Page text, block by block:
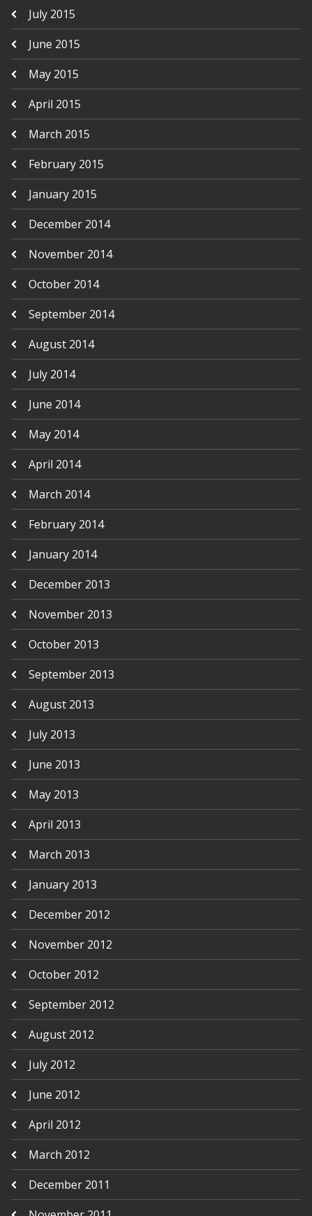
July 2015
June 2015
May 2015
April 2015
March 2015
February 2015
January 2015
December 2014
November 2014
October 2014
September 2014
August 2014
July 2014
June 2014
May 2014
April 2014
March 2014
February 2014
January 2014
December 2013
November 2013
October 2013
September 2013
August 2013
July 2013
June 2013
May 2013
April 2013
March 2013
January 2013
December 2012
November 2012
October 2012
September 2012
August 2012
July 2012
June 2012
April 2012
March 2012
December 2011